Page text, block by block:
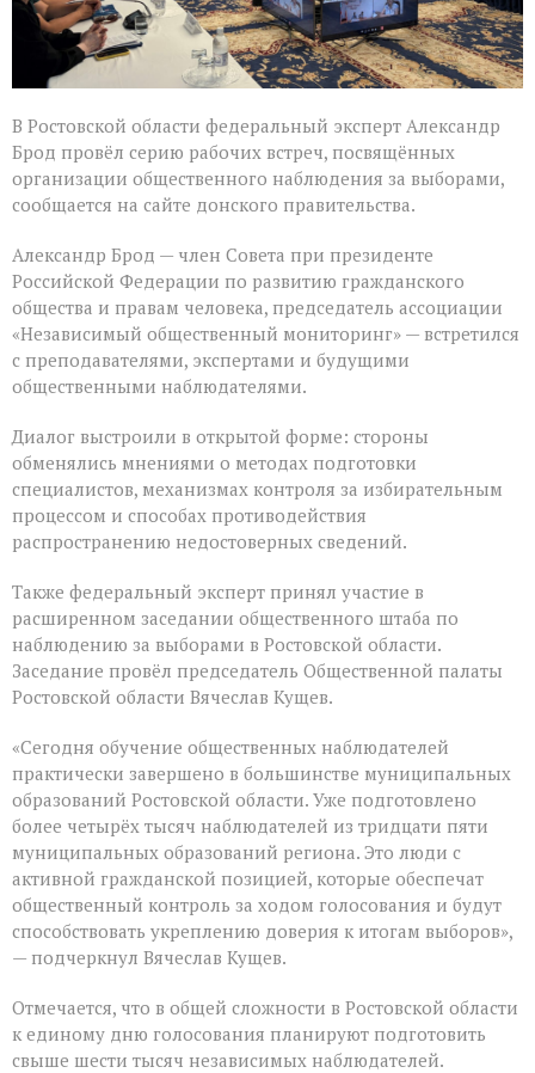
В Ростовской области федеральный эксперт Александр
Брод провёл серию рабочих встреч, посвящённых
организации общественного наблюдения за выборами,
сообщается на сайте донского правительства.
Александр Брод — член Совета при президенте
Российской Федерации по развитию гражданского
общества и правам человека, председатель ассоциации
«Независимый общественный мониторинг» — встретился
с преподавателями, экспертами и будущими
общественными наблюдателями.
Диалог выстроили в открытой форме: стороны
обменялись мнениями о методах подготовки
специалистов, механизмах контроля за избирательным
процессом и способах противодействия
распространению недостоверных сведений.
Также федеральный эксперт принял участие в
расширенном заседании общественного штаба по
наблюдению за выборами в Ростовской области.
Заседание провёл председатель Общественной палаты
Ростовской области Вячеслав Кущев.
«Сегодня обучение общественных наблюдателей
практически завершено в большинстве муниципальных
образований Ростовской области. Уже подготовлено
более четырёх тысяч наблюдателей из тридцати пяти
муниципальных образований региона. Это люди с
активной гражданской позицией, которые обеспечат
общественный контроль за ходом голосования и будут
способствовать укреплению доверия к итогам выборов»,
— подчеркнул Вячеслав Кущев.
Отмечается, что в общей сложности в Ростовской области
к единому дню голосования планируют подготовить
свыше шести тысяч независимых наблюдателей.